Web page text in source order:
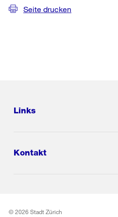
Seite drucken
Links
Kontakt
© 2026 Stadt Zürich